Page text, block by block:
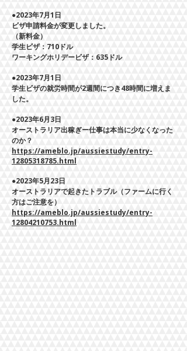
●2023年7月1日
ビザ申請料金が変更しました。
（新料金）
学生ビザ：710ドル
ワーキングホリデービザ：635ドル
●2023年7月1日
学生ビザの就労時間が2週間につき48時間に増えま
した。
●2023年6月3日
​オーストラリア出稼ぎー仕事は本当に少なくなった
のか？
https://ameblo.jp/aussiestudy/entry-
12805318785.html
●2023年5月23日
​オーストラリアで起きたトラブル（ファームに行く
方はご注意を）
https://ameblo.jp/aussiestudy/entry-
12804210753.html